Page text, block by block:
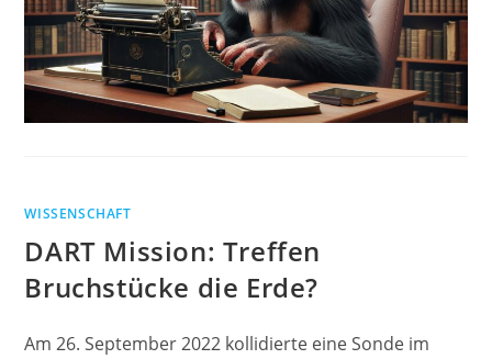
WISSENSCHAFT
DART Mission: Treffen
Bruchstücke die Erde?
Am 26. September 2022 kollidierte eine Sonde im